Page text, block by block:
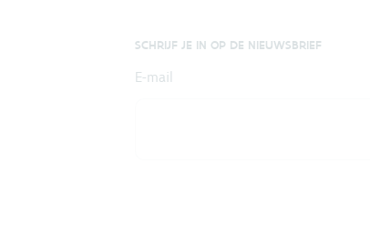
SCHRIJF JE IN OP DE NIEUWSBRIEF
E-mail